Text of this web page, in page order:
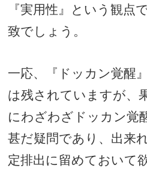
『実用性』という観点
致でしょう。
一応、『ドッカン覚醒
は残されていますが、
にわざわざドッカン覚
甚だ疑問であり、出来
定排出に留めておいて